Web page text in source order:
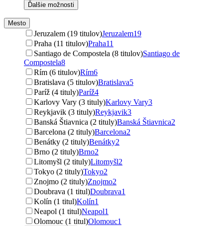
Ďalšie možnosti
Mesto
Jeruzalem (19 titulov)Jeruzalem19
Praha (11 titulov)Praha11
Santiago de Compostela (8 titulov)Santiago de
Compostela8
Rím (6 titulov)Rím6
Bratislava (5 titulov)Bratislava5
Paríž (4 tituly)Paríž4
Karlovy Vary (3 tituly)Karlovy Vary3
Reykjavik (3 tituly)Reykjavik3
Banská Štiavnica (2 tituly)Banská Štiavnica2
Barcelona (2 tituly)Barcelona2
Benátky (2 tituly)Benátky2
Brno (2 tituly)Brno2
Litomyšl (2 tituly)Litomyšl2
Tokyo (2 tituly)Tokyo2
Znojmo (2 tituly)Znojmo2
Doubrava (1 titul)Doubrava1
Kolín (1 titul)Kolín1
Neapol (1 titul)Neapol1
Olomouc (1 titul)Olomouc1